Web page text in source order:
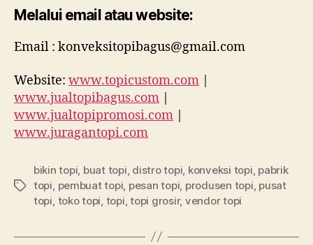
Melalui email atau website:
Email : konveksitopibagus@gmail.com
Website: www.topicustom.com |
www.jualtopibagus.com |
www.jualtopipromosi.com |
www.juragantopi.com
Tags
bikin topi buat topi distro topi konveksi topi pabrik
topi pembuat topi pesan topi produsen topi pusat
topi toko topi topi ,topi grosir, vendor topi